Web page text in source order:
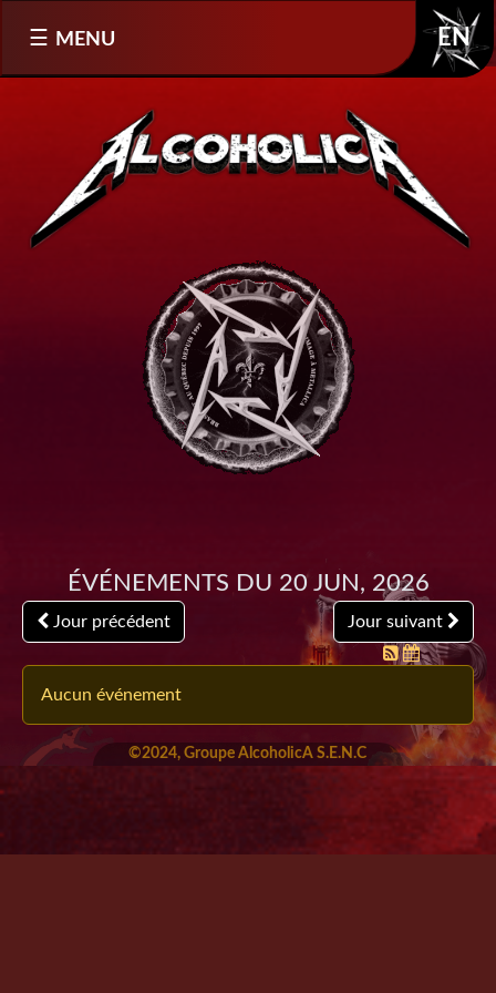
Événements du 20 Jun, 2026
Jour précédent Jour suivant
Aucun événement
©2024, Groupe AlcoholicA S.E.N.C
EN
MENU